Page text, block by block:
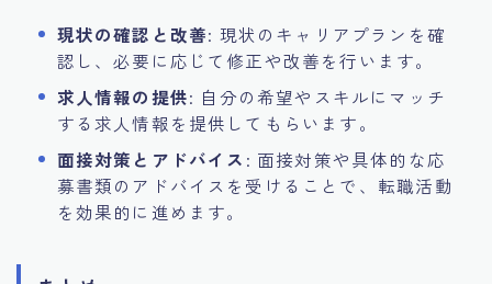
現状の確認と改善: 現状のキャリアプランを確
認し、必要に応じて修正や改善を行います。
求人情報の提供: 自分の希望やスキルにマッチ
する求人情報を提供してもらいます。
面接対策とアドバイス : 面接対策や具体的な応
募書類のアドバイスを受けることで、転職活動
を効果的に進めます。